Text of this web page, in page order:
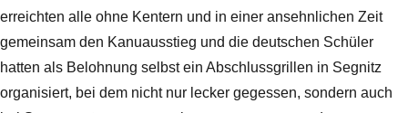
erreichten alle ohne Kentern und in einer ansehnlichen Zeit
gemeinsam den Kanuausstieg und die deutschen Schüler
hatten als Belohnung selbst ein Abschlussgrillen in Segnitz
organisiert, bei dem nicht nur lecker gegessen, sondern auch